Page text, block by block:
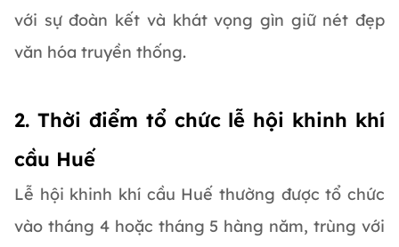
với sự đoàn kết và khát vọng gìn giữ nét đẹp
văn hóa truyền thống.
2. Thời điểm tổ chức lễ hội khinh khí
cầu Huế
Lễ hội khinh khí cầu Huế thường được tổ chức
vào tháng 4 hoặc tháng 5 hàng năm, trùng với